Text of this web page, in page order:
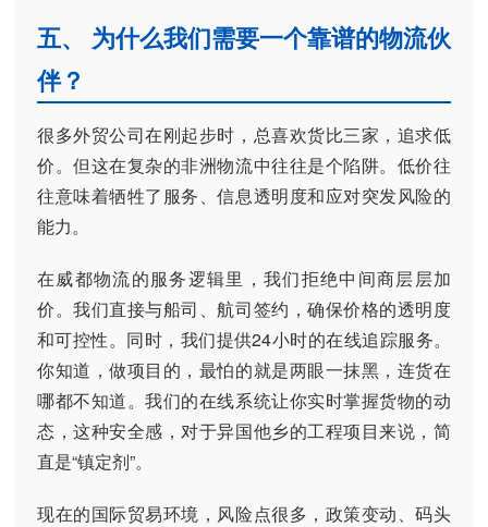
五、 为什么我们需要一个靠谱的物流伙
伴？
很多外贸公司在刚起步时，总喜欢货比三家，追求低
价。但这在复杂的非洲物流中往往是个陷阱。低价往
往意味着牺牲了服务、信息透明度和应对突发风险的
能力。
在威都物流的服务逻辑里，我们拒绝中间商层层加
价。我们直接与船司、航司签约，确保价格的透明度
和可控性。同时，我们提供24小时的在线追踪服务。
你知道，做项目的，最怕的就是两眼一抹黑，连货在
哪都不知道。我们的在线系统让你实时掌握货物的动
态，这种安全感，对于异国他乡的工程项目来说，简
直是“镇定剂”。
现在的国际贸易环境，风险点很多，政策变动、码头